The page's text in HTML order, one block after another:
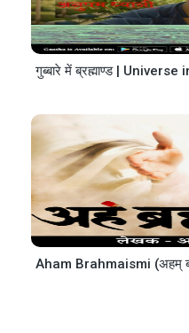
गुब्बारे में ब्रह्माण्ड |
Aham Brahmaismi (अहम्